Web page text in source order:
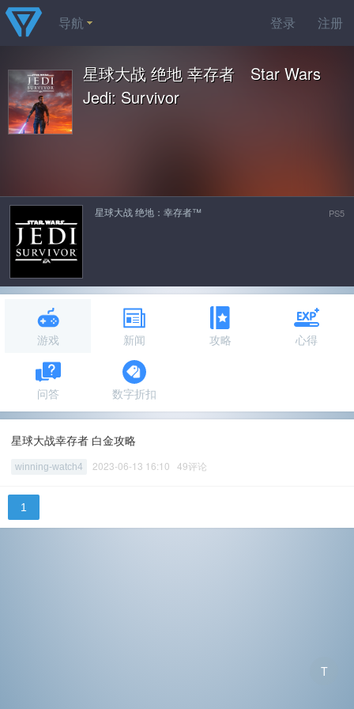
登录 注册
导航
星球大战 绝地 幸存者 Star Wars
Jedi: Survivor
PS5
星球大战 绝地：幸存者™
游戏 新闻 攻略 心得
问答 数字折扣
星球大战幸存者 白金攻略
winning-watch4 2023-06-13 16:10 49评论
1
T